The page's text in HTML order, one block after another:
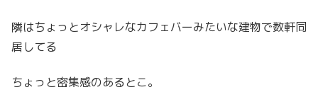
隣はちょっとオシャレなカフェバーみたいな建物で数軒同
居してる
ちょっと密集感のあるとこ。